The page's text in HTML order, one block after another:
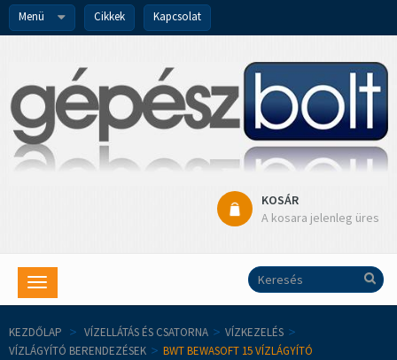
Menü Cikkek Kapcsolat
KOSÁR
A kosara jelenleg üres
Toggle
navigation
KEZDŐLAP > VÍZELLÁTÁS ÉS CSATORNA > VÍZKEZELÉS >
VÍZLÁGYÍTÓ BERENDEZÉSEK > BWT BEWASOFT 15 VÍZLÁGYÍTÓ